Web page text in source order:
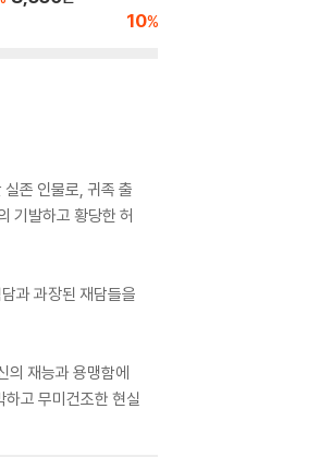
10%
존 인물로, 귀족 출
기발하고 황당한 허
과 과장된 재담들을
의 재능과 용맹함에
고 무미건조한 현실